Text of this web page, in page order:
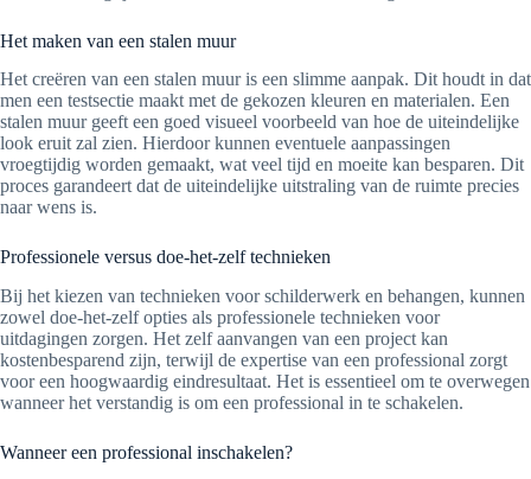
Het maken van een stalen muur
Het creëren van een stalen muur is een slimme aanpak. Dit houdt in dat
men een testsectie maakt met de gekozen kleuren en materialen. Een
stalen muur geeft een goed visueel voorbeeld van hoe de uiteindelijke
look eruit zal zien. Hierdoor kunnen eventuele aanpassingen
vroegtijdig worden gemaakt, wat veel tijd en moeite kan besparen. Dit
proces garandeert dat de uiteindelijke uitstraling van de ruimte precies
naar wens is.
Professionele versus doe-het-zelf technieken
Bij het kiezen van technieken voor schilderwerk en behangen, kunnen
zowel doe-het-zelf opties als professionele technieken voor
uitdagingen zorgen. Het zelf aanvangen van een project kan
kostenbesparend zijn, terwijl de expertise van een professional zorgt
voor een hoogwaardig eindresultaat. Het is essentieel om te overwegen
wanneer het verstandig is om een professional in te schakelen.
Wanneer een professional inschakelen?